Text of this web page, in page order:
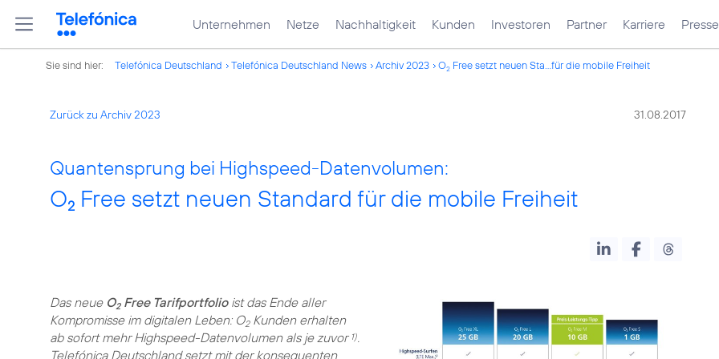
Unternehmen Netze Nachhaltigkeit Kunden Investoren Partner Karriere Presse
Sie sind hier: Telefónica Deutschland Telefónica Deutschland News Archiv 2023 O2 Free setzt neuen Sta...für die mobile Freiheit
Zurück zu Archiv 2023 31.08.2017
Quantensprung bei Highspeed-Datenvolumen:
O2 Free setzt neuen Standard für die mobile Freiheit
Das neue O2Free Tarifportfolioist das Ende aller
Kompromisse im digitalen Leben: O2Kunden erhalten
ab sofort mehr Highspeed-Datenvolumen als je zuvor 1).
Telefónica Deutschland setzt mit der konsequenten